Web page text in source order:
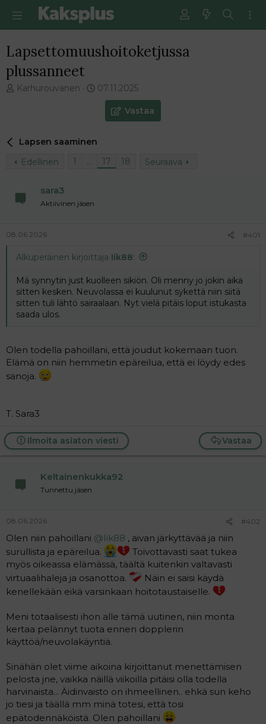
Lapsettomuushoitoketjussa
plussanneet
V
e
u
i
t
a
j
a
Karhurouvanen
E
i
t
07.11.2025
Vastaa
Lapsen saaminen
Edellinen
1 … 17 18 Seuraava
sara3
Aktiivinen jäsen
08.06.2026 #401
Alkuperäinen kirjoittaja Iik88:
Mä synnytin just kuolleen sikiön. Oli menny jo jokin aika
sitten kesken. Neuvolassa ei kuulunut sykettä niin siitä
sitten tuli lähtö sairaalaan. Nyt vielä pitäis loput istukasta
saada ulos.
Olen todella pahoillani, että joudut kokemaan tuon.
Elämä on niin hemmetin epäreilua, että ei löydy edes
sanoja.
T. Sara3
Vastaa
Ilmoita asiaton viesti
Keltainenkukka92
Tunnettu jäsen
08.06.2026 #402
Olen niin pahoillani @Iik88 , aivan järkyttävää ja niin
surullista ja epäreilua.
Toivottavasti saat tukea
myös oikeassa elämässä, täältä kuitenkin valtavasti
virtuaalihaleja ja osanottoa.
Näin ei saisi käydä
kenellekään eikä varsinkaan hoitotaustaiselle.
Meni totaalisesti ihon alle tämä uutinen, niin monta
kertaa pelännyt tuota ennen dopplerin
käyttöä/neuvolakäyntiä.
Sinähän olet viime aikoina kirjoittanut menettämisen
pelosta jne, vaikka näillä viikoilla pitäisi olla todella
harvinaista... Äidinvaisto on ihmeellinen.. ehkä sun keho
jo tiesi ja täällä mm minä totesi, että tosi
epätodennäköistä. Olen pahoillani